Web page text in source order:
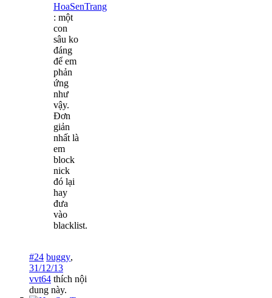
HoaSenTrang
: một
con
sâu ko
đáng
để em
phản
ứng
như
vậy.
Đơn
giản
nhất là
em
block
nick
đó lại
hay
đưa
vào
blacklist.
#24 buggy,
31/12/13
vvt64 thích nội
dung này.